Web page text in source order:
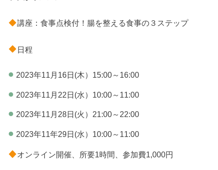
講座：食事点検付！腸を整える食事の３ステップ
日程
2023年11月16日(木）15:00～16:00
2023年11月22日(水）10:00～11:00
2023年11月28日(火）21:00～22:00
2023年11年29日(水）10:00～11:00
オンライン開催、所要1時間、参加費1,000円